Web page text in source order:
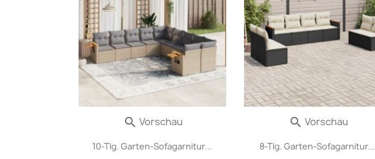
10-Tlg. Garten-Sofagarnitur...
 Vorschau
8-Tlg. Garten-Sofagarnitur...
 Vorschau